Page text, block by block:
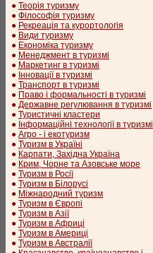
● Теорія туризму
● Філософія туризму
● Рекреація та курортологія
● Види туризму
● Економіка туризму
● Менеджмент в туризмі
● Маркетинг в туризмі
● Інновації в туризмі
● Транспорт в туризмі
● Право і формальності в туризмі
● Державне регулювання в туризмі
● Туристичні кластери
● Інформаційні технології в туризмі
● Агро - і екотуризм
● Туризм в Україні
● Карпати, Західна Україна
● Крим, Чорне та Азовське море
● Туризм в Росії
● Туризм в Білорусі
● Міжнародний туризм
● Туризм в Європі
● Туризм в Азії
● Туризм в Африці
● Туризм в Америці
● Туризм в Австралії